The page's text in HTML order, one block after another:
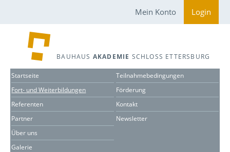
Mein Konto Login
BAUHAUS AKADEMIE SCHLOSS ETTERSBURG
Startseite
Fort- und Weiterbildungen
Referenten
Partner
Über uns
Galerie
Teilnahmebedingungen
Förderung
Kontakt
Newsletter